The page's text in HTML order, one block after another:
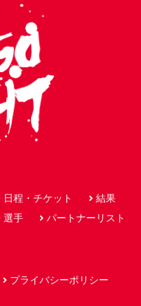
日程・チケット
結果
選手
パートナーリスト
プライバシーポリシー